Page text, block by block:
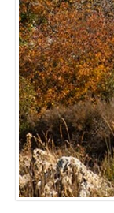
adquirir un
días) a un
como el
en los
entrada a la
Para
sigan este
http://
Piscina Este